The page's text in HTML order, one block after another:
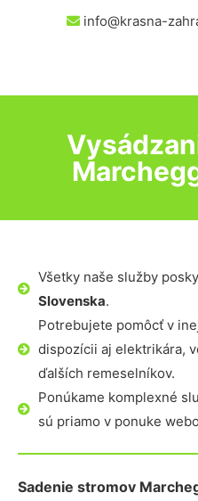
info@krasna-
Všetky naše služby
Slovenska.
Potrebujete pomôcť v
dispozícii aj elektrikára,
ďalších remeselníkov.
Ponúkame komplexné
sú priamo v ponuke
Sadenie stromov